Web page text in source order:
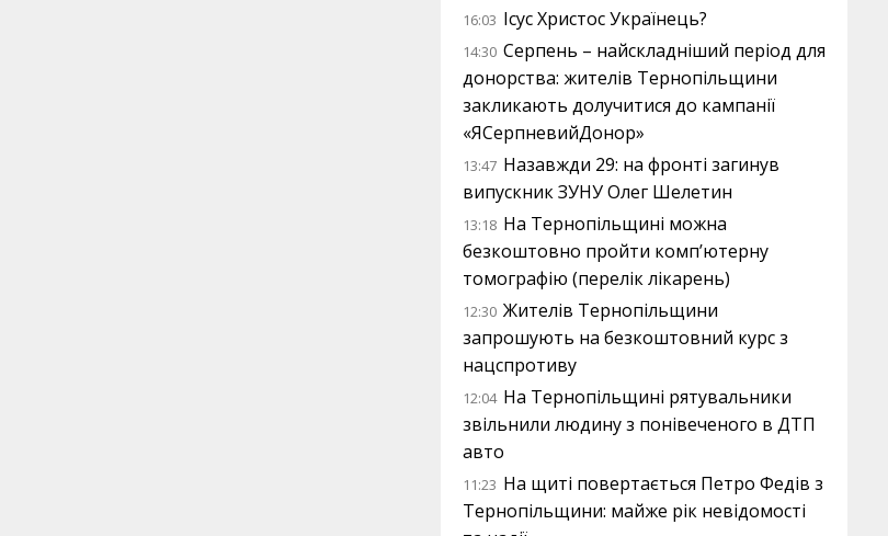
16:03 Ісус Христос Українець?
14:30 Серпень – найскладніший період для
донорства: жителів Тернопільщини
закликають долучитися до кампанії
«ЯСерпневийДонор»
13:47 Назавжди 29: на фронті загинув
випускник ЗУНУ Олег Шелетин
13:18 На Тернопільщині можна
безкоштовно пройти комп’ютерну
томографію (перелік лікарень)
12:30 Жителів Тернопільщини
запрошують на безкоштовний курс з
нацспротиву
12:04 На Тернопільщині рятувальники
звільнили людину з понівеченого в ДТП
авто
11:23 На щиті повертається Петро Федів з
Тернопільщини: майже рік невідомості